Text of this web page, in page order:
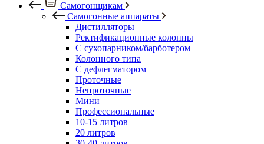
Самогонщикам
Самогонные аппараты
Дистилляторы
Ректификационные колонны
С сухопарником/барботером
Колонного типа
С дефлегматором
Проточные
Непроточные
Мини
Профессиональные
10-15 литров
20 литров